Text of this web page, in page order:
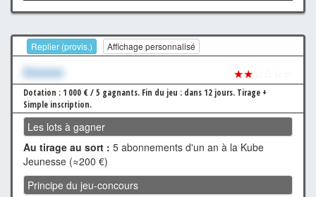
Replier (provis.) Affichage personnalisé
Xxxxxxx ★★
Dotation : 1 000 € / 5 gagnants. Fin du jeu : dans 12 jours. Tirage +
Simple inscription.
Les lots à gagner
Au tirage au sort : 5 abonnements d'un an à la Kube
Jeunesse (≈200 €)
Principe du jeu-concours